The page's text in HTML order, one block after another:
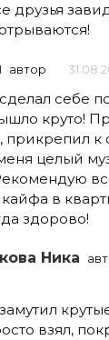
друзья
автор
себе
круто!
прикрепил к
целый
в
здорово!
Ника
взял,